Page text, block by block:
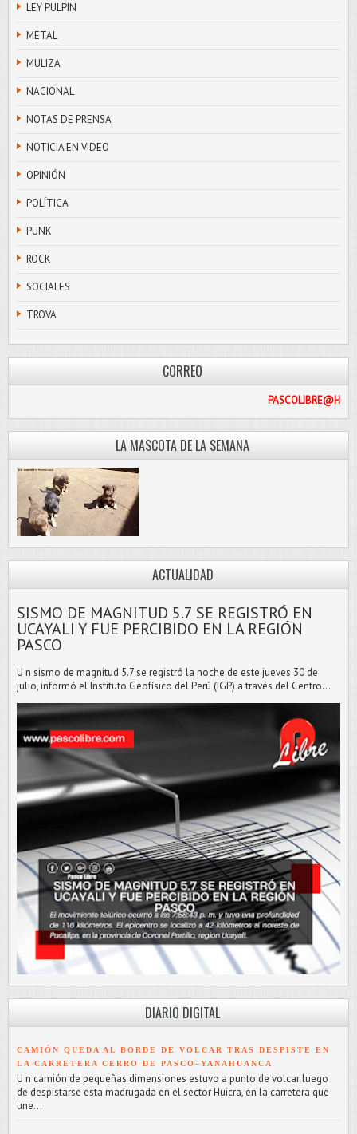
LEY PULPÍN
METAL
MULIZA
NACIONAL
NOTAS DE PRENSA
NOTICIA EN VIDEO
OPINIÓN
POLÍTICA
PUNK
ROCK
SOCIALES
TROVA
CORREO
LA MASCOTA DE LA SEMANA
ACTUALIDAD
SISMO DE MAGNITUD 5.7 SE REGISTRÓ EN
UCAYALI Y FUE PERCIBIDO EN LA REGIÓN
PASCO
U n sismo de magnitud 5.7 se registró la noche de este jueves 30 de
julio, informó el Instituto Geofísico del Perú (IGP) a través del Centro...
DIARIO DIGITAL
CAMIÓN QUEDA AL BORDE DE VOLCAR TRAS DESPISTE EN
LA CARRETERA CERRO DE PASCO–YANAHUANCA
U n camión de pequeñas dimensiones estuvo a punto de volcar luego
de despistarse esta madrugada en el sector Huicra, en la carretera que
une...